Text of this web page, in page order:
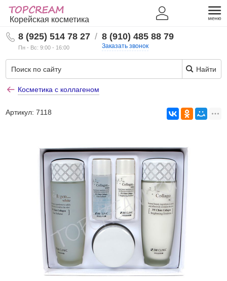
Корейская косметика
8 (925) 514 78 27
Пн - Вс: 9:00 - 16:00
/ 8 (910) 485 88 79
Заказать звонок
Найти
Косметика с коллагеном
Артикул:7118